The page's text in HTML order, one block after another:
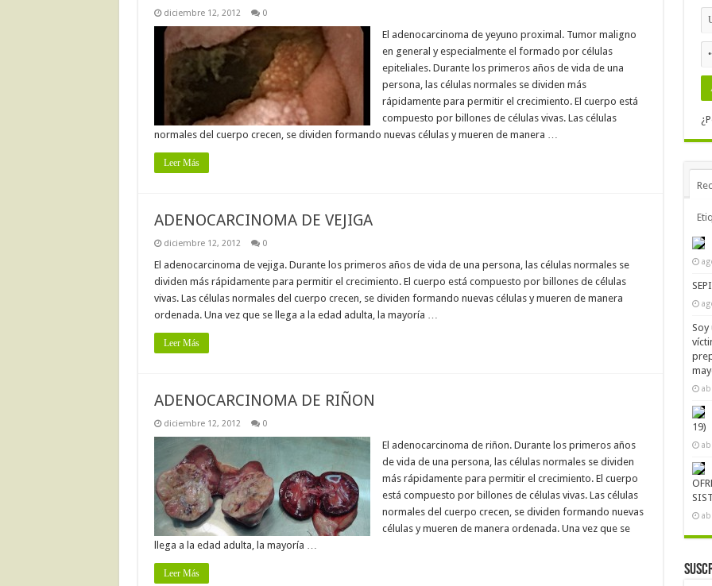
diciembre 12, 2012 0
El adenocarcinoma de yeyuno proximal. Tumor maligno
en general y especialmente el formado por células
epiteliales. Durante los primeros años de vida de una
persona, las células normales se dividen más
rápidamente para permitir el crecimiento. El cuerpo está
compuesto por billones de células vivas. Las células
normales del cuerpo crecen, se dividen formando nuevas células y mueren de manera …
Leer Más
ADENOCARCINOMA DE VEJIGA
diciembre 12, 2012 0
El adenocarcinoma de vejiga. Durante los primeros años de vida de una persona, las células normales se
dividen más rápidamente para permitir el crecimiento. El cuerpo está compuesto por billones de células
vivas. Las células normales del cuerpo crecen, se dividen formando nuevas células y mueren de manera
ordenada. Una vez que se llega a la edad adulta, la mayoría …
Leer Más
ADENOCARCINOMA DE RIÑON
diciembre 12, 2012 0
El adenocarcinoma de riñon. Durante los primeros años
de vida de una persona, las células normales se dividen
más rápidamente para permitir el crecimiento. El cuerpo
está compuesto por billones de células vivas. Las células
normales del cuerpo crecen, se dividen formando nuevas
células y mueren de manera ordenada. Una vez que se
llega a la edad adulta, la mayoría …
Leer Más
Soy
19)